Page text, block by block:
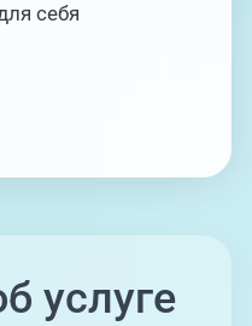
себя
услуге